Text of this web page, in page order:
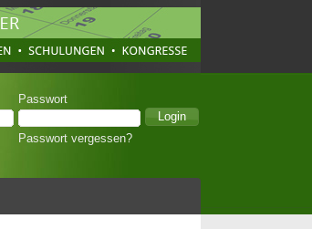
Passwort
Passwort vergessen?